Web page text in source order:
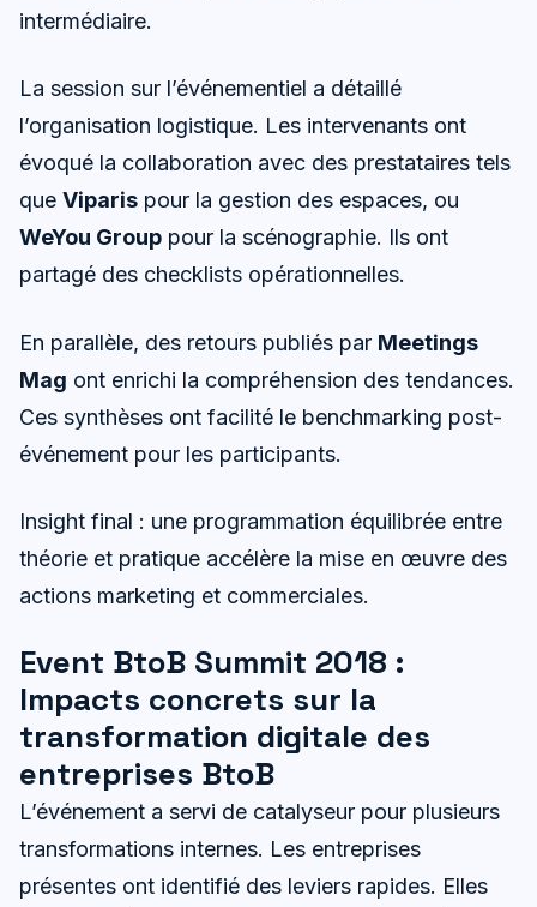
intermédiaire.
La session sur l’événementiel a détaillé
l’organisation logistique. Les intervenants ont
évoqué la collaboration avec des prestataires tels
que Viparis pour la gestion des espaces, ou
WeYou Group pour la scénographie. Ils ont
partagé des checklists opérationnelles.
En parallèle, des retours publiés par Meetings
Mag ont enrichi la compréhension des tendances.
Ces synthèses ont facilité le benchmarking post-
événement pour les participants.
Insight final : une programmation équilibrée entre
théorie et pratique accélère la mise en œuvre des
actions marketing et commerciales.
Event BtoB Summit 2018 :
Impacts concrets sur la
transformation digitale des
entreprises BtoB
L’événement a servi de catalyseur pour plusieurs
transformations internes. Les entreprises
présentes ont identifié des leviers rapides. Elles